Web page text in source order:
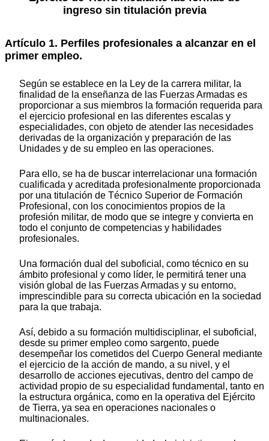
ingreso sin titulación previa
Artículo 1. Perfiles profesionales a alcanzar en el
primer empleo.
Según se establece en la Ley de la carrera militar, la
finalidad de la enseñanza de las Fuerzas Armadas es
proporcionar a sus miembros la formación requerida para
el ejercicio profesional en las diferentes escalas y
especialidades, con objeto de atender las necesidades
derivadas de la organización y preparación de las
Unidades y de su empleo en las operaciones.
Para ello, se ha de buscar interrelacionar una formación
cualificada y acreditada profesionalmente proporcionada
por una titulación de Técnico Superior de Formación
Profesional, con los conocimientos propios de la
profesión militar, de modo que se integre y convierta en
todo el conjunto de competencias y habilidades
profesionales.
Una formación dual del suboficial, como técnico en su
ámbito profesional y como líder, le permitirá tener una
visión global de las Fuerzas Armadas y su entorno,
imprescindible para su correcta ubicación en la sociedad
para la que trabaja.
Así, debido a su formación multidisciplinar, el suboficial,
desde su primer empleo como sargento, puede
desempeñar los cometidos del Cuerpo General mediante
el ejercicio de la acción de mando, a su nivel, y el
desarrollo de acciones ejecutivas, dentro del campo de
actividad propio de su especialidad fundamental, tanto en
la estructura orgánica, como en la operativa del Ejército
de Tierra, ya sea en operaciones nacionales o
multinacionales.